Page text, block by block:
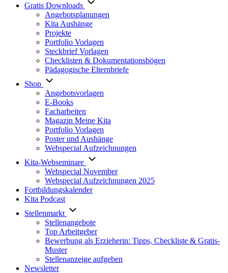
Gratis Downloads
Angebotsplanungen
Kita Aushänge
Projekte
Portfolio Vorlagen
Steckbrief Vorlagen
Checklisten & Dokumentationsbögen
Pädagogische Elternbriefe
Shop
Angebotsvorlagen
E-Books
Facharbeiten
Magazin Meine Kita
Portfolio Vorlagen
Poster und Aushänge
Webspecial Aufzeichnungen
Kita-Webseminare
Webspecial November
Webspecial Aufzeichnungen 2025
Fortbildungskalender
Kita Podcast
Stellenmarkt
Stellenangebote
Top Arbeitgeber
Bewerbung als Erzieherin: Tipps, Checkliste & Gratis-
Muster
Stellenanzeige aufgeben
Newsletter